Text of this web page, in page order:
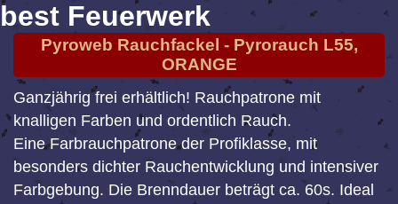
best Feuerwerk
Pyroweb Rauchfackel - Pyrorauch L55,
ORANGE
Ganzjährig frei erhältlich! Rauchpatrone mit
knalligen Farben und ordentlich Rauch.
Eine Farbrauchpatrone der Profiklasse, mit
besonders dichter Rauchentwicklung und intensiver
Farbgebung. Die Brenndauer beträgt ca. 60s. Ideal